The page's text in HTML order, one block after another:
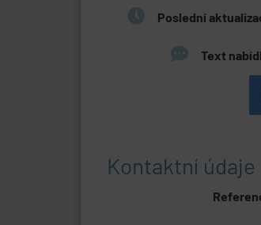
Poslední
Text
Kontaktní údaje